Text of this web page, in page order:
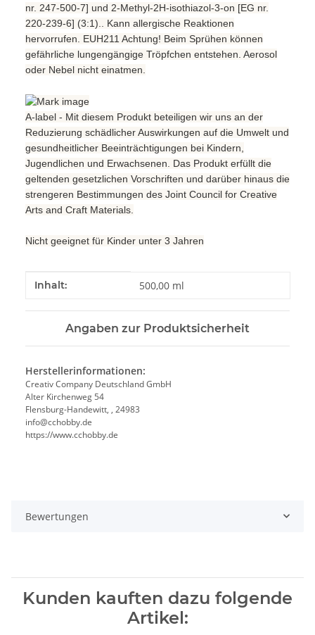
nr. 247-500-7] und 2-Methyl-2H-isothiazol-3-on [EG nr.
220-239-6] (3:1).. Kann allergische Reaktionen
hervorrufen. EUH211 Achtung! Beim Sprühen können
gefährliche lungengängige Tröpfchen entstehen. Aerosol
oder Nebel nicht einatmen.
A-label - Mit diesem Produkt beteiligen wir uns an der
Reduzierung schädlicher Auswirkungen auf die Umwelt und
gesundheitlicher Beeinträchtigungen bei Kindern,
Jugendlichen und Erwachsenen. Das Produkt erfüllt die
geltenden gesetzlichen Vorschriften und darüber hinaus die
strengeren Bestimmungen des Joint Council for Creative
Arts and Craft Materials.
Nicht geeignet für Kinder unter 3 Jahren
Produkteigenschaft
Wert
Inhalt: 500,00 ml
Angaben zur Produktsicherheit
Herstellerinformationen:
Creativ Company Deutschland GmbH
Alter Kirchenweg 54
Flensburg-Handewitt, , 24983
info@cchobby.de
https://www.cchobby.de
Bewertungen
Kunden kauften dazu folgende
Artikel: